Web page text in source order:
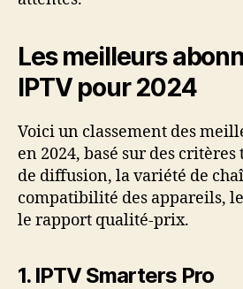
Les meilleurs
IPTV pour 2024
Voici un classement des
en 2024, basé sur des
de diffusion, la variété de
compatibilité des appareils,
le rapport qualité-prix.
1. IPTV Smarters Pro